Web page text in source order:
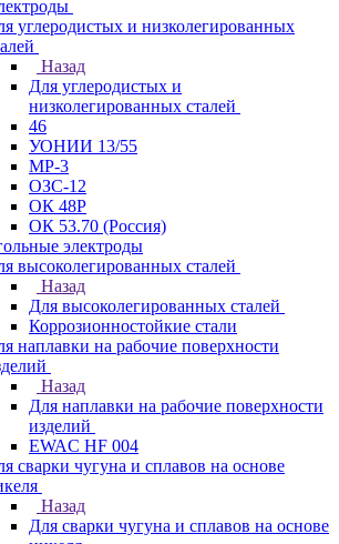
углеродистых и низколегированных
Назад
Для углеродистых и
низколегированных сталей
46
УОНИИ 13/55
МР-3
ОЗС-12
ОК 48Р
ОК 53.70 (Россия)
электроды
высоколегированных сталей
Назад
Для высоколегированных сталей
Коррозионностойкие стали
наплавки на рабочие поверхности
Назад
Для наплавки на рабочие поверхности
изделий
EWAC HF 004
сварки чугуна и сплавов на основе
Назад
Для сварки чугуна и сплавов на основе